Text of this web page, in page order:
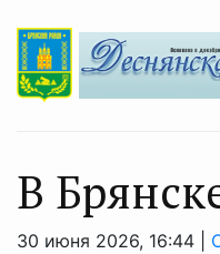
В
30 июня 2026, 16:44 |